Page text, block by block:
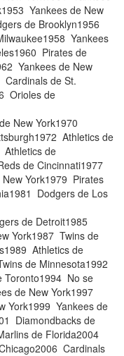
Yankees de New
de Brooklyn1956
Yankees
Pirates de
Yankees de New
de St.
Orioles de
New York1970
Athletics de
de
de Cincinnati1977
York1979 Pirates
Dodgers de Los
de Detroit1985
York1987 Twins de
Athletics de
de Minnesota1992
Toronto1994 No se
de New York1997
York1999 Yankees de
Diamondbacks de
de Florida2004
Cardinals